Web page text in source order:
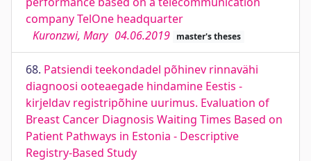
company TelOne headquarter
Kuronzwi, Mary 04.06.2019 master's theses
68. Patsiendi teekondadel põhinev rinnavähi
diagnoosi ooteaegade hindamine Eestis -
kirjeldav registripõhine uurimus. Evaluation of
Breast Cancer Diagnosis Waiting Times Based on
Patient Pathways in Estonia - Descriptive
Registry-Based Study